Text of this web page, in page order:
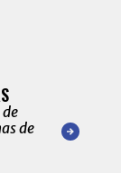
de
de las